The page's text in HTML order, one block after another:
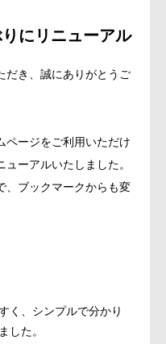
にリニューアル
だき、誠にありがとうご
ページをご利用いただけ
ーアルいたしました。
、ブックマークからも変
く、シンプルで分かり
した。